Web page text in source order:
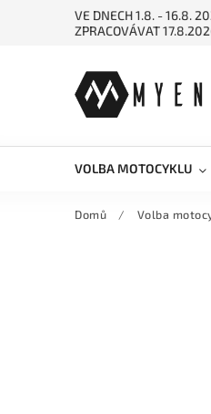
VE DNECH 1.8. - 16.8.
ZPRACOVÁVAT
VOLBA MOTOCYKLU
Domů / Volba